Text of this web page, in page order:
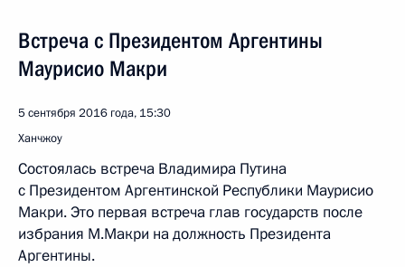
Встреча с Президентом Аргентины
Маурисио Макри
5 сентября 2016 года, 15:30
Ханчжоу
Состоялась встреча Владимира Путина
с Президентом Аргентинской Республики Маурисио
Макри. Это первая встреча глав государств после
избрания М.Макри на должность Президента
Аргентины.